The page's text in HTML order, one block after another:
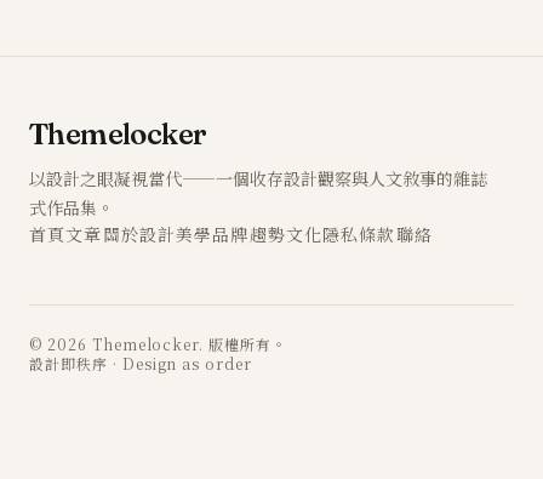
Themelocker
以設計之眼凝視當代——一個收存設計觀察與人文敘事的雜誌
式作品集。
首頁文章關於設計美學品牌趨勢文化隱私條款聯絡
© 2026 Themelocker. 版權所有。
設計即秩序 · Design as order